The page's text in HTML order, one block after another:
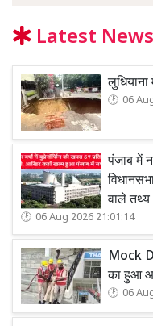
Latest News
06
पंजाब में
वाले तथ्य
06 Aug 2026 21:01:14
Mock
का हुआ
06